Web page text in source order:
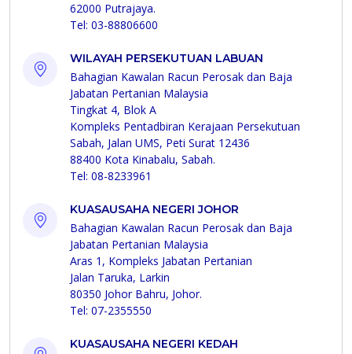
62000 Putrajaya.
Tel: 03-88806600
WILAYAH PERSEKUTUAN LABUAN
Bahagian Kawalan Racun Perosak dan Baja
Jabatan Pertanian Malaysia
Tingkat 4, Blok A
Kompleks Pentadbiran Kerajaan Persekutuan
Sabah, Jalan UMS, Peti Surat 12436
88400 Kota Kinabalu, Sabah.
Tel: 08-8233961
KUASAUSAHA NEGERI JOHOR
Bahagian Kawalan Racun Perosak dan Baja
Jabatan Pertanian Malaysia
Aras 1, Kompleks Jabatan Pertanian
Jalan Taruka, Larkin
80350 Johor Bahru, Johor.
Tel: 07-2355550
KUASAUSAHA NEGERI KEDAH